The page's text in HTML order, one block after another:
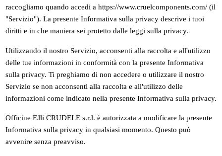
raccogliamo quando accedi a https://www.cruelcomponents.com/ (il
"Servizio"). La presente Informativa sulla privacy descrive i tuoi
diritti e in che maniera sei protetto dalle leggi sulla privacy.
Utilizzando il nostro Servizio, acconsenti alla raccolta e all'utilizzo
delle tue informazioni in conformità con la presente Informativa
sulla privacy. Ti preghiamo di non accedere o utilizzare il nostro
Servizio se non acconsenti alla raccolta e all'utilizzo delle
informazioni come indicato nella presente Informativa sulla privacy.
Officine F.lli CRUDELE s.r.l. è autorizzata a modificare la presente
Informativa sulla privacy in qualsiasi momento. Questo può
avvenire senza preavviso.